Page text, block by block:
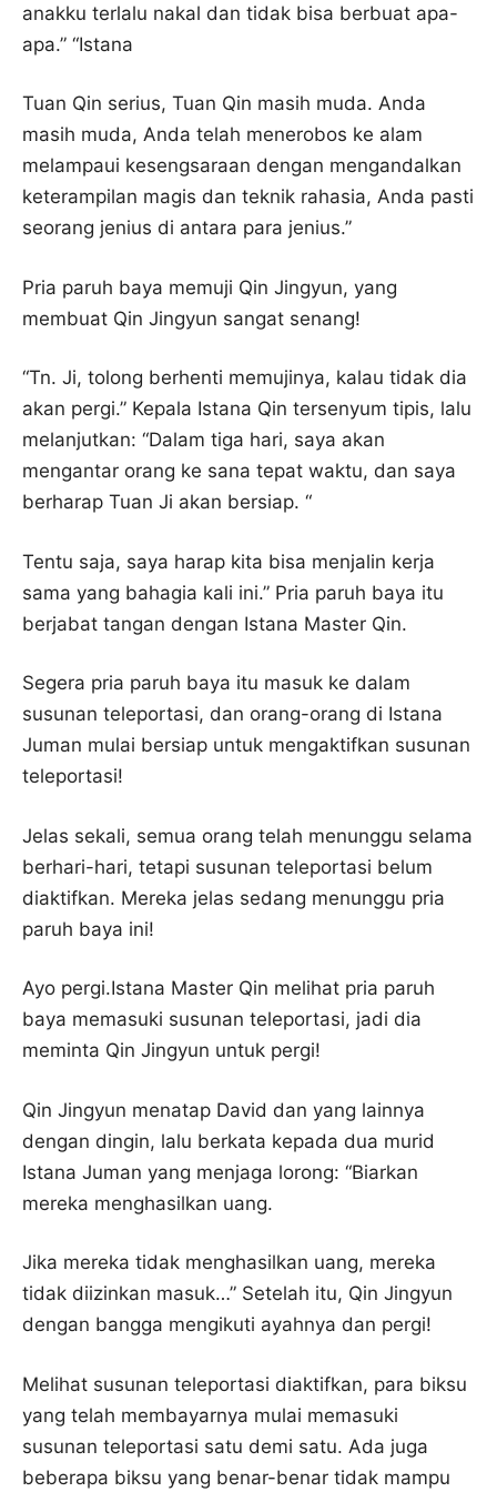
anakku terlalu nakal dan tidak bisa berbuat apa-
apa.” “Istana
Tuan Qin serius, Tuan Qin masih muda. Anda
masih muda, Anda telah menerobos ke alam
melampaui kesengsaraan dengan mengandalkan
keterampilan magis dan teknik rahasia, Anda pasti
seorang jenius di antara para jenius.”
Pria paruh baya memuji Qin Jingyun, yang
membuat Qin Jingyun sangat senang!
“Tn. Ji, tolong berhenti memujinya, kalau tidak dia
akan pergi.” Kepala Istana Qin tersenyum tipis, lalu
melanjutkan: “Dalam tiga hari, saya akan
mengantar orang ke sana tepat waktu, dan saya
berharap Tuan Ji akan bersiap. “
Tentu saja, saya harap kita bisa menjalin kerja
sama yang bahagia kali ini.” Pria paruh baya itu
berjabat tangan dengan Istana Master Qin.
Segera pria paruh baya itu masuk ke dalam
susunan teleportasi, dan orang-orang di Istana
Juman mulai bersiap untuk mengaktifkan susunan
teleportasi!
Jelas sekali, semua orang telah menunggu selama
berhari-hari, tetapi susunan teleportasi belum
diaktifkan. Mereka jelas sedang menunggu pria
paruh baya ini!
Ayo pergi.Istana Master Qin melihat pria paruh
baya memasuki susunan teleportasi, jadi dia
meminta Qin Jingyun untuk pergi!
Qin Jingyun menatap David dan yang lainnya
dengan dingin, lalu berkata kepada dua murid
Istana Juman yang menjaga lorong: “Biarkan
mereka menghasilkan uang.
Jika mereka tidak menghasilkan uang, mereka
tidak diizinkan masuk…” Setelah itu, Qin Jingyun
dengan bangga mengikuti ayahnya dan pergi!
Melihat susunan teleportasi diaktifkan, para biksu
yang telah membayarnya mulai memasuki
susunan teleportasi satu demi satu. Ada juga
beberapa biksu yang benar-benar tidak mampu